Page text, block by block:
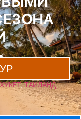
,ТАИЛАНД